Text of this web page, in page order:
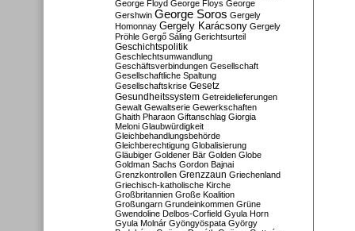
George Floyd George Floys George
Gershwin George Soros Gergely
Homonnay Gergely Karácsony Gergely
Pröhle Gergő Sáling Gerichtsurteil
Geschichtspolitik
Geschlechtsumwandlung
Geschäftsverbindungen Gesellschaft
Gesellschaftliche Spaltung
Gesellschaftskrise Gesetz
Gesundheitssystem Getreidelieferungen
Gewalt Gewaltserie Gewerkschaften
Ghaith Pharaon Giftanschlag Giorgia
Meloni Glaubwürdigkeit
Gleichbehandlungsbehörde
Gleichberechtigung Globalisierung
Gläubiger Goldener Bär Golden Globe
Goldman Sachs Gordon Bajnai
Grenzkontrollen Grenzzaun Griechenland
Griechisch-katholische Kirche
Großbritannien Große Koalition
Großungarn Grundeinkommen Grüne
Gwendoline Delbos-Corfield Gyula Horn
Gyula Molnár Gyöngyöspata György